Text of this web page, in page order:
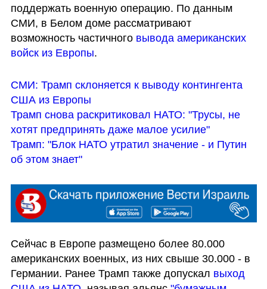
поддержать военную операцию. По данным
СМИ, в Белом доме рассматривают
возможность частичного вывода американских
войск из Европы.
СМИ: Трамп склоняется к выводу контингента
США из Европы
Трамп снова раскритиковал НАТО: "Трусы, не
хотят предпринять даже малое усилие"
Трамп: "Блок НАТО утратил значение - и Путин
об этом знает"
Сейчас в Европе размещено более 80.000
американских военных, из них свыше 30.000 - в
Германии. Ранее Трамп также допускал выход